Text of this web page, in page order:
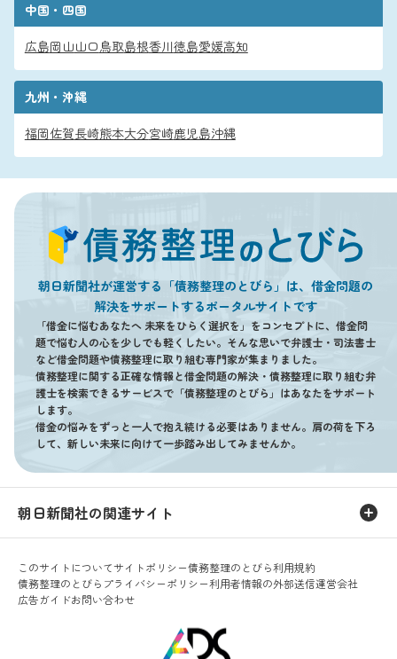
中国・四国
広島岡山山口鳥取島根香川徳島愛媛高知
九州・沖縄
福岡佐賀長崎熊本大分宮崎鹿児島沖縄
朝日新聞社が運営する「債務整理のとびら」は、借金問題の
解決をサポートするポータルサイトです
「借金に悩むあなたへ 未来をひらく選択を」をコンセプトに、借金問
題で悩む人の心を少しでも軽くしたい。そんな思いで弁護士・司法書士
など借金問題や債務整理に取り組む専門家が集まりました。
債務整理に関する正確な情報と借金問題の解決・債務整理に取り組む弁
護士を検索できるサービスで「債務整理のとびら」はあなたをサポート
します。
借金の悩みをずっと一人で抱え続ける必要はありません。肩の荷を下ろ
して、新しい未来に向けて一歩踏み出してみませんか。
朝日新聞社の関連サイト
このサイトについてサイトポリシー債務整理のとびら利用規約
債務整理のとびらプライバシーポリシー利用者情報の外部送信運営会社
広告ガイドお問い合わせ